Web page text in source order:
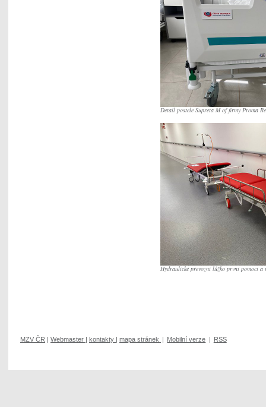
Detail postele Supreta M of firmy Proma
Hydraulické převozní lůžko první pomoci
MZV ČR | Webmaster | kontakty | mapa stránek | Mobilní verze | RSS